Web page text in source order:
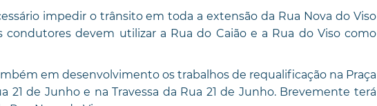
impedir o trânsito em toda a extensão da Rua Nova do Viso
devem utilizar a Rua do Caião e a Rua do Viso como
em desenvolvimento os trabalhos de requalificação na Praça
21 de Junho e na Travessa da Rua 21 de Junho. Brevemente terá